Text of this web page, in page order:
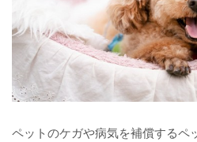
ペットのケガや病気を補償するペ